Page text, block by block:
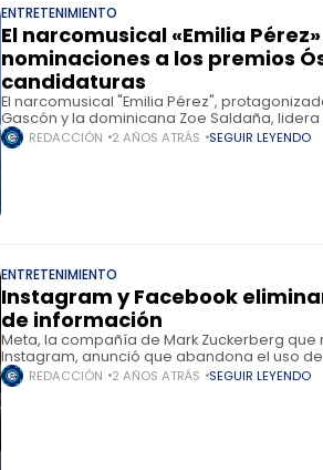
ENTRETENIMIENTO
El narcomusical «Emilia
nominaciones a los premios
candidaturas
El narcomusical "Emilia Pérez",
Gascón y la dominicana Zoe Saldaña,
premios Óscar con 13 candidaturas,
REDACCIÓN 2 AÑOS ATRÁS SEGUIR LEYENDO
ENTRETENIMIENTO
Instagram y Facebook
de información
Meta, la compañía de Mark Zuckerberg que
Instagram, anunció que abandona el uso
independientes en esas dos redes
REDACCIÓN 2 AÑOS ATRÁS SEGUIR LEYENDO